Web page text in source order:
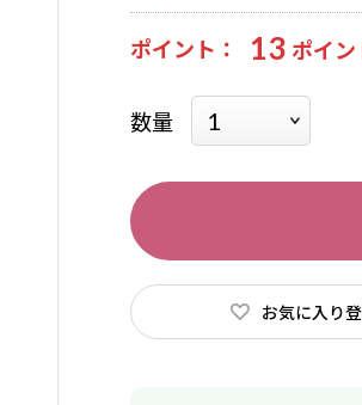
ポイント 13
数量
お気に入り